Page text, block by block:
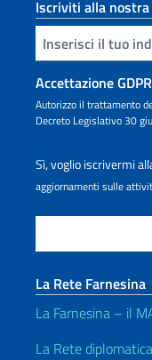
Iscriviti alla
Inserisci la tua email
Accettazione GDPR
Autorizzo il trattamento
Decreto Legislativo 30
Sì, voglio iscrivermi
aggiornamenti sulle
La Rete Farnesina
La Farnesina – il
La Rete diplomatica